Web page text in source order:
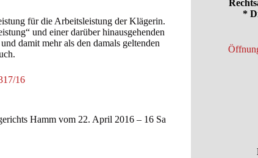
für die Arbeitsleistung der Klägerin.
und einer darüber hinausgehenden
damit mehr als den damals geltenden
16
Hamm vom 22. April 2016 – 16 Sa
*